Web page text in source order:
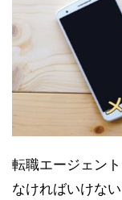
転職エージェン
なければいけな